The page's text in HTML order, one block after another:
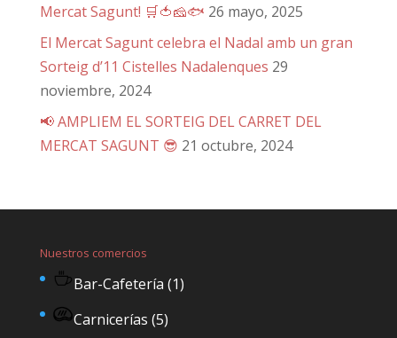
Mercat Sagunt! 🛒🍅🧀🐟 26 mayo, 2025
El Mercat Sagunt celebra el Nadal amb un gran
Sorteig d’11 Cistelles Nadalenques 29
noviembre, 2024
📢 AMPLIEM EL SORTEIG DEL CARRET DEL
MERCAT SAGUNT 😎 21 octubre, 2024
Nuestros comercios
Bar-Cafetería (1)
Carnicerías (5)